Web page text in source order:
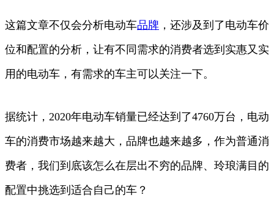
这篇文章不仅会分析电动车品牌 ，还涉及到了电动车价
位和配置的分析，让有不同需求的消费者选到实惠又实
用的电动车，有需求的车主可以关注一下。
据统计，2020年电动车销量已经达到了4760万台，电动
车的消费市场越来越大，品牌也越来越多，作为普通消
费者，我们到底该怎么在层出不穷的品牌、玲琅满目的
配置中挑选到适合自己的车？